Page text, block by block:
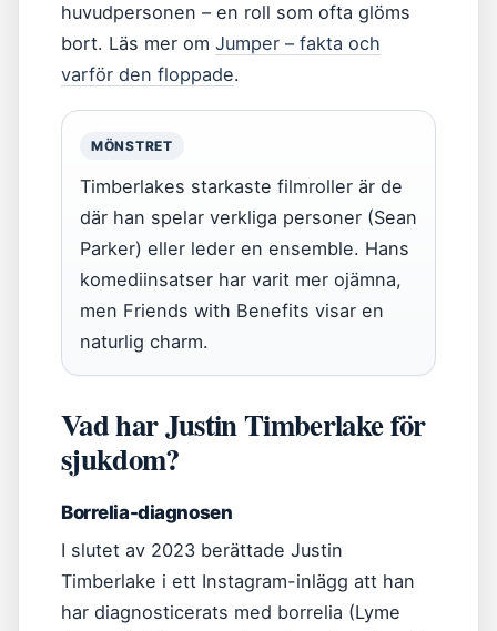
huvudpersonen – en roll som ofta glöms
bort. Läs mer om Jumper – fakta och
varför den floppade.
MÖNSTRET
Timberlakes starkaste filmroller är de
där han spelar verkliga personer (Sean
Parker) eller leder en ensemble. Hans
komediinsatser har varit mer ojämna,
men Friends with Benefits visar en
naturlig charm.
Vad har Justin Timberlake för
sjukdom?
Borrelia-diagnosen
I slutet av 2023 berättade Justin
Timberlake i ett Instagram-inlägg att han
har diagnosticerats med borrelia (Lyme